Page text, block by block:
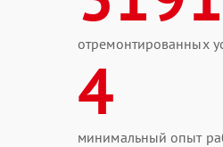
отремонтированных
4
минимальный опыт